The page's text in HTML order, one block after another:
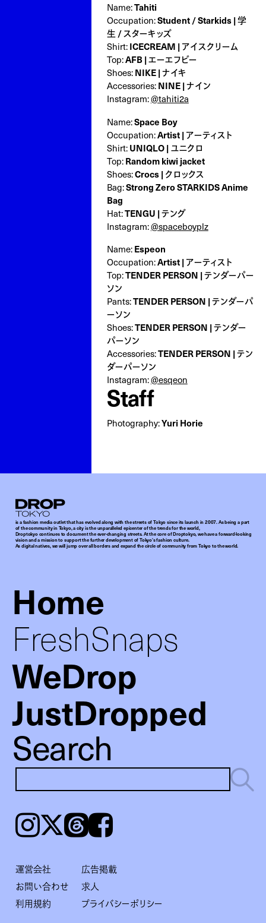
Name:Tahiti
Occupation:Student / Starkids | 学
生 / スターキッズ
Shirt:ICECREAM | アイスクリーム
Top:AFB | エーエフビー
Shoes:NIKE | ナイキ
Accessories:NINE | ナイン
Instagram:@tahiti2a
Name:Space Boy
Occupation:Artist | アーティスト
Shirt:UNIQLO | ユニクロ
Top:Random kiwi jacket
Shoes:Crocs | クロックス
Bag:Strong Zero STARKIDS Anime
Bag
Hat:TENGU | テング
Instagram:@spaceboyplz
Name:Espeon
Occupation:Artist | アーティスト
Top:TENDER PERSON | テンダーパー
ソン
Pants:TENDER PERSON | テンダーパ
ーソン
Shoes:TENDER PERSON | テンダー
パーソン
Accessories:TENDER PERSON | テン
ダーパーソン
Instagram:@esqeon
Staff
Photography:Yuri Horie
Droptokyo
is a fashion media outlet that has evolved along with the streets of Tokyo since its launch in 2007. As being a part
of the community in Tokyo, a city is the unparalleled epicenter of the trends for the world,
Droptokyo continues to document the ever-changing streets. At the core of Droptokyo, we have a forward-looking
vision and a mission to support the further development of Tokyo’s fashion culture.
As digital natives, we will jump over all borders and expand the circle of community from Tokyo to the world.
Home
FreshSnaps
WeDrop
JustDropped
Search
Instagram𝕏ThreadsFacebook
運営会社
広告掲載
お問い合わせ
求人
利用規約
プライバシーポリシー